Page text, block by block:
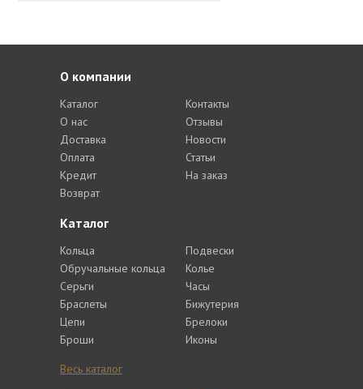
Каталог
Кольца
Обручальные кольца
Серьги
Браслеты
Цепи
Броши
Подвески
Колье
Часы
Бижутерия
Брелоки
Иконы
Весь каталог
О компании
Каталог
О нас
Доставка
Оплата
Кредит
Возврат
Контакты
Отзывы
Новости
Статьи
На заказ